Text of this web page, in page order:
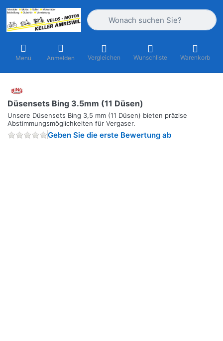
Geben Sie einen Suchbegriff ein.
Menü Anmelden Vergleichen Wunschliste Warenkorb
Düsensets Bing 3.5mm (11 Düsen)
Unsere Düsensets Bing 3,5 mm (11 Düsen) bieten präzise
Abstimmungsmöglichkeiten für Vergaser.
Geben Sie die erste Bewertung ab